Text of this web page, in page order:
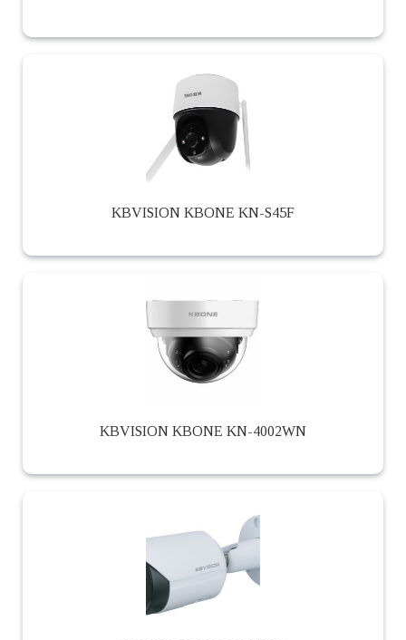
KBVISION KBONE KN-S45F
KBVISION KBONE KN-4002WN